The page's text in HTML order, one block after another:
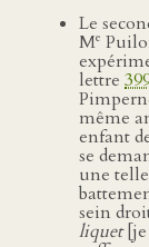
Le
Me
lettre
même
enfant
se
une
sein
liquet[je